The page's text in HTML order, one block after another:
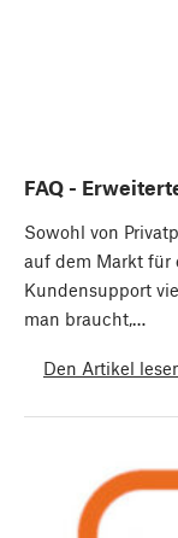
FAQ -
Sowohl von
auf dem Markt für
Kundensupport
man braucht,…
Den Artikel